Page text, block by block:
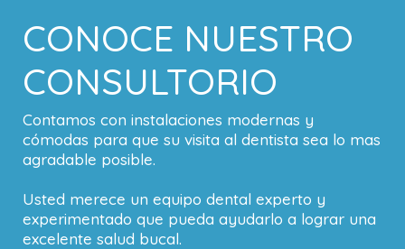
CONOCE NUESTRO
CONSULTORIO
Contamos con instalaciones modernas y
cómodas para que su visita al dentista sea lo mas
agradable posible.
Usted merece un equipo dental experto y
experimentado que pueda ayudarlo a lograr una
excelente salud bucal.